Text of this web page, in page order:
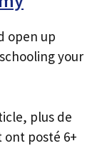
open up
your
plus de
ont posté 6+